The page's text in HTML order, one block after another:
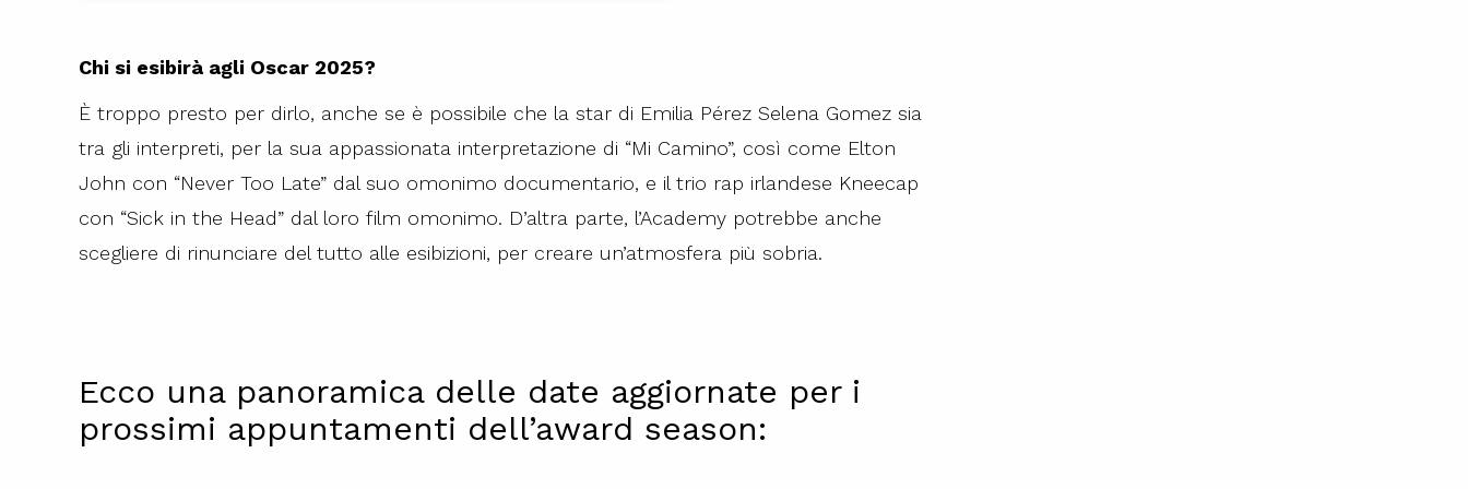
Chi si esibirà agli Oscar 2025?
È troppo presto per dirlo, anche se è possibile che la star di Emilia Pérez Selena Gomez sia
tra gli interpreti, per la sua appassionata interpretazione di “Mi Camino”, così come Elton
John con “Never Too Late” dal suo omonimo documentario, e il trio rap irlandese Kneecap
con “Sick in the Head” dal loro film omonimo. D’altra parte, l’Academy potrebbe anche
scegliere di rinunciare del tutto alle esibizioni, per creare un’atmosfera più sobria.
Ecco una panoramica delle date aggiornate per i
prossimi appuntamenti dell’award season: